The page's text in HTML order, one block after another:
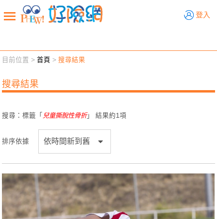
登入
新聞觀點 業務交流
退休先準備 好險學堂 輔銷工具 活動專區
目前位置 >首頁 >搜尋結果
搜尋結果
搜尋：標籤「 兒童撕脫性骨折」 結果約1項
排序依據